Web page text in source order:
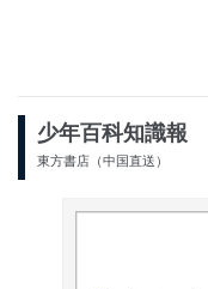
少年百科知識報
東方書店（中国直送）